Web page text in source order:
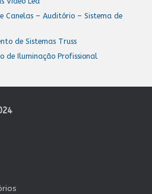
Canelas – Auditório – Sistema de
de Sistemas Truss
de Iluminação Profissional